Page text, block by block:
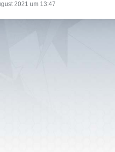
2021 um 13:47